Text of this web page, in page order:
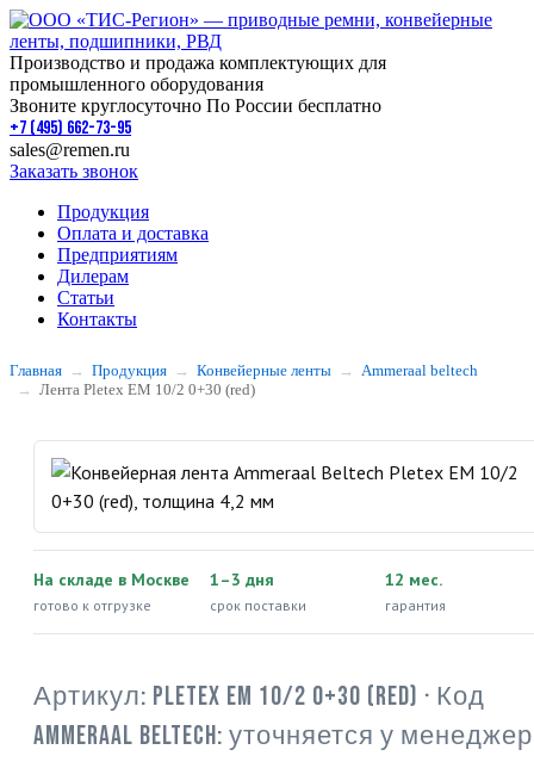
Производство и продажа комплектующих для
промышленного оборудования
Звоните круглосуточно По России бесплатно
+7 (495) 662-73-95
sales@remen.ru
Заказать звонок
Продукция
Оплата и доставка
Предприятиям
Дилерам
Статьи
Контакты
Главная Продукция Конвейерные ленты
Ammeraal beltech
Лента Pletex EM 10/2 0+30 (red)
На складе в Москве
готово к отгрузке
1–3 дня
срок поставки
12 мес.
гарантия
Артикул: Pletex EM 10/2 0+30 (red) · Код
Ammeraal Beltech: уточняется у